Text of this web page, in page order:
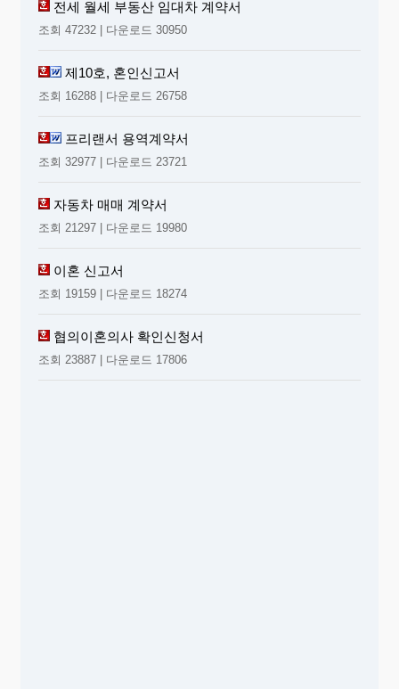
전세 월세 부동산 임대차 계약서
조회 47232 | 다운로드 30950
제10호, 혼인신고서
조회 16288 | 다운로드 26758
프리랜서 용역계약서
조회 32977 | 다운로드 23721
자동차 매매 계약서
조회 21297 | 다운로드 19980
이혼 신고서
조회 19159 | 다운로드 18274
협의이혼의사 확인신청서
조회 23887 | 다운로드 17806